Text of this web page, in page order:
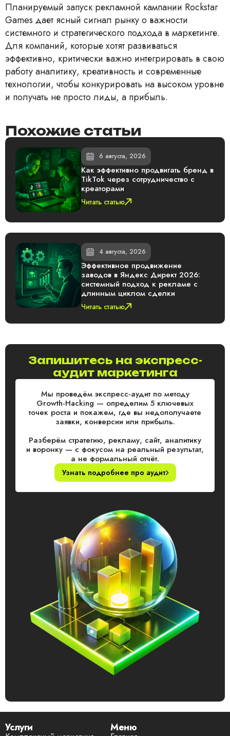
Планируемый запуск рекламной кампании Rockstar
Games дает ясный сигнал рынку о важности
системного и стратегического подхода в маркетинге.
Для компаний, которые хотят развиваться
эффективно, критически важно интегрировать в свою
работу аналитику, креативность и современные
технологии, чтобы конкурировать на высоком уровне
и получать не просто лиды, а прибыль.
Похожие статьи
6 августа, 2026
Как эффективно продвигать бренд в
TikTok через сотрудничество с
креаторами
Читать статью
4 августа, 2026
Эффективное продвижение
заводов в Яндекс Директ 2026:
системный подход к рекламе с
длинным циклом сделки
Читать статью
Запишитесь на экспресс-
аудит маркетинга
Мы проведём экспресс-аудит по методу
Growth-Hacking — определим 5 ключевых
точек роста и покажем, где вы недополучаете
заявки, конверсии или прибыль.
Разберём стратегию, рекламу, сайт, аналитику
и воронку — с фокусом на реальный результат,
а не формальный отчёт.
Узнать подробнее про аудит
Услуги Меню